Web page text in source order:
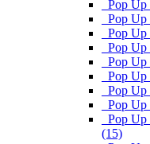
Pop Up
Pop Up
Pop Up
Pop Up
Pop Up
Pop Up
Pop Up
Pop Up
Pop Up
(15)